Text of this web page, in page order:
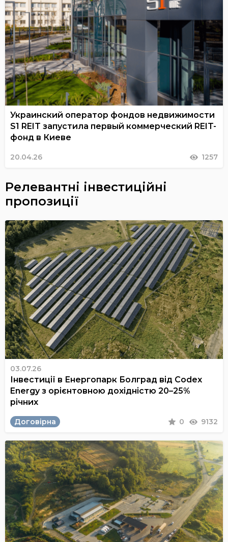
Украинский оператор фондов недвижимости
S1 REIT запустила первый коммерческий REIT-
фонд в Киеве
20.04.26 1257
Релевантні інвестиційні
пропозиції
03.07.26
Інвестиції в Енергопарк Болград від Codex
Energy з орієнтовною дохідністю 20–25%
річних
Договірна 0 9132